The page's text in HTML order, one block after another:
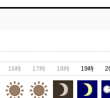
16時 17時 18時 19時